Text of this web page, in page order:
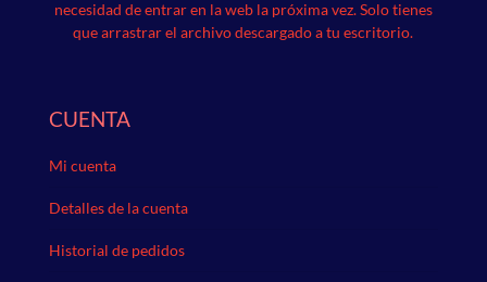
necesidad de entrar en la web la próxima vez.Solo tienes
que arrastrar el archivo descargado a tu escritorio.
CUENTA
Mi cuenta
Detalles de la cuenta
Historial de pedidos